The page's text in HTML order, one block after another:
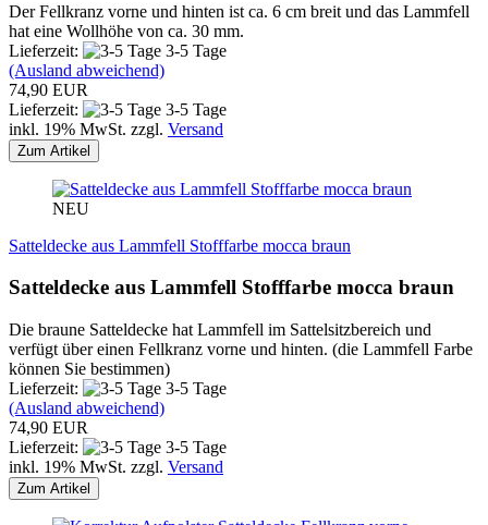
Der Fellkranz vorne und hinten ist ca. 6 cm breit und das Lammfell
hat eine Wollhöhe von ca. 30 mm.
Lieferzeit:
3-5 Tage
(Ausland abweichend)
74,90 EUR
Lieferzeit:
3-5 Tage
inkl. 19% MwSt. zzgl. Versand
Zum Artikel
NEU
Satteldecke aus Lammfell Stofffarbe mocca braun
Satteldecke aus Lammfell Stofffarbe mocca braun
Die braune Satteldecke hat Lammfell im Sattelsitzbereich und
verfügt über einen Fellkranz vorne und hinten. (die Lammfell Farbe
können Sie bestimmen)
Lieferzeit:
3-5 Tage
(Ausland abweichend)
74,90 EUR
Lieferzeit:
3-5 Tage
inkl. 19% MwSt. zzgl. Versand
Zum Artikel